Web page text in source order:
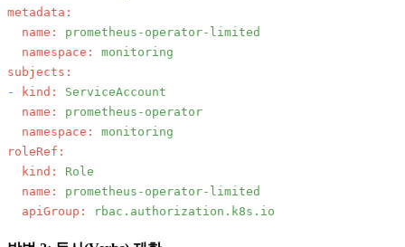
metadata:
name:
prometheus-operator-limited
namespace:
monitoring
subjects:
-
kind:
ServiceAccount
name:
prometheus-operator
namespace:
monitoring
roleRef:
kind:
Role
name:
prometheus-operator-limited
apiGroup:
rbac.authorization.k8s.io